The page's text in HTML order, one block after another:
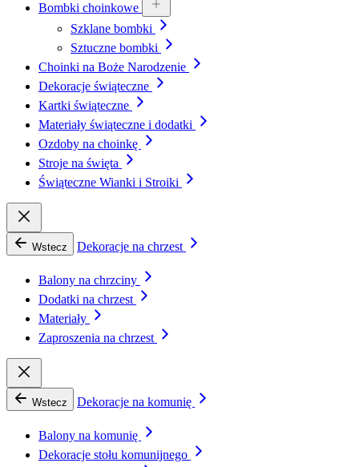
Bombki choinkowe
Szklane bombki
Sztuczne bombki
Choinki na Boże Narodzenie
Dekoracje świąteczne
Kartki świąteczne
Materiały świąteczne i dodatki
Ozdoby na choinkę
Stroje na święta
Świąteczne Wianki i Stroiki
Wstecz Dekoracje na chrzest
Balony na chrzciny
Dodatki na chrzest
Materiały
Zaproszenia na chrzest
Wstecz Dekoracje na komunię
Balony na komunię
Dekoracje stołu komunijnego